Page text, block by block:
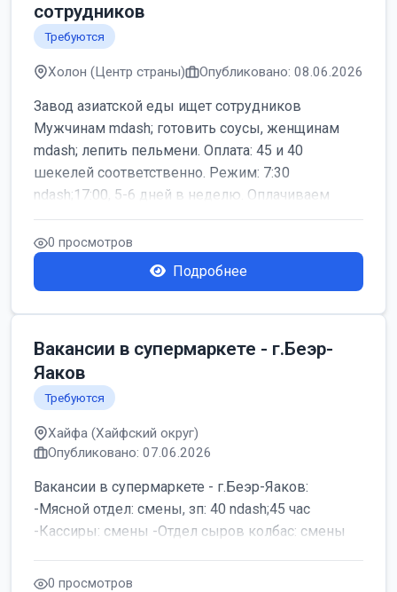
сотрудников
Требуются
Холон (Центр страны) Опубликовано: 08.06.2026
Завод азиатской еды ищет сотрудников
Мужчинам mdash; готовить соусы, женщинам
mdash; лепить пельмени. Оплата: 45 и 40
шекелей соответственно. Режим: 7:30
ndash;17:00, 5-6 дней в неделю. Оплачиваем
дор...
0 просмотров
Подробнее
Вакансии в супермаркете - г.Беэр-
Яаков
Требуются
Хайфа (Хайфский округ)
Опубликовано: 07.06.2026
Вакансии в супермаркете - г.Беэр-Яаков:
-Мясной отдел: смены, зп: 40 ndash;45 час
-Кассиры: смены -Отдел сыров колбас: смены
0 просмотров